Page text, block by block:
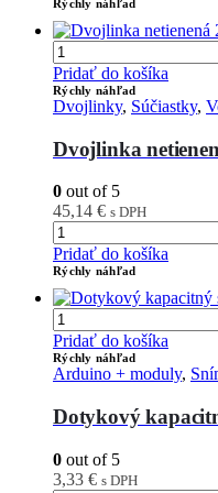
Rýchly náhľad
Pridať do košíka
Rýchly náhľad
Dvojlinky, Súčiastky,
Dvojlinka
0 out of 5
45,14 € s DPH
Pridať do košíka
Rýchly náhľad
Pridať do košíka
Rýchly náhľad
Arduino + moduly,
Dotykový
0 out of 5
3,33 € s DPH